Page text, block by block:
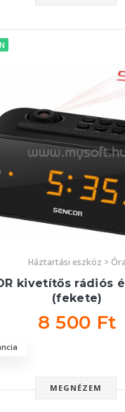
Háztartási eszköz > Óra
kivetítős rádiós
(fekete)
8 500 Ft
MEGNÉZEM